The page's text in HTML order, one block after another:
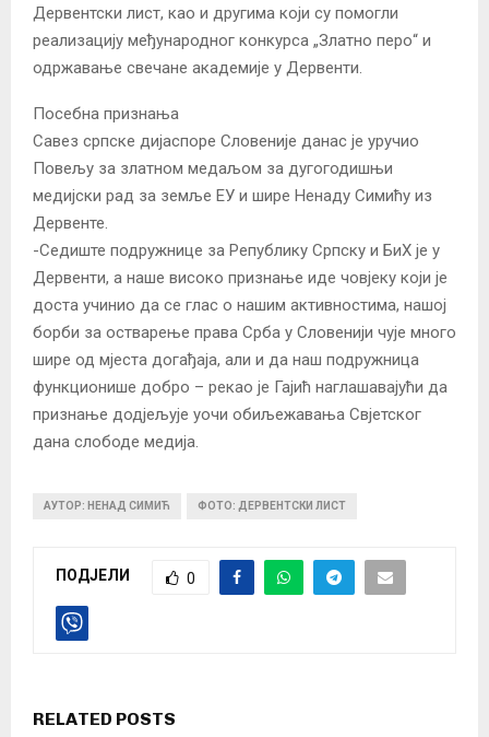
Дервентски лист, као и другима који су помогли
реализацију међународног конкурса „Златно перо“ и
одржавање свечане академије у Дервенти.
Посебна признања
Савез српске дијаспоре Словеније данас је уручио
Повељу за златном медаљом за дугогодишњи
медијски рад за земље ЕУ и шире Ненаду Симићу из
Дервенте.
-Седиште подружнице за Републику Српску и БиХ је у
Дервенти, а наше високо признање иде човјеку који је
доста учинио да се глас о нашим активностима, нашој
борби за остварење права Срба у Словенији чује много
шире од мјеста догађаја, али и да наш подружница
функционише добро – рекао је Гајић наглашавајући да
признање додјељује уочи обиљежавања Свјетског
дана слободе медија.
АУТОР: НЕНАД СИМИЋ ФОТО: ДЕРВЕНТСКИ ЛИСТ
ПОДЈЕЛИ 0
RELATED POSTS